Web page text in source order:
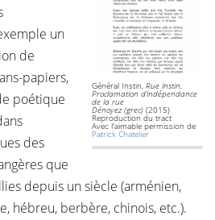
Général Instin,Rue Instin.
Proclamation d’indépendance
de la rue
Dénoyez(grec) (2015)
Reproduction du tract
Avec l'aimable permission de
Patrick Chatelier
un
de
papiers,
poétique
des
que
depuis un siècle (arménien,
hébreu, berbère, chinois, etc.).